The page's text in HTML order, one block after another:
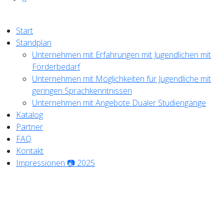
Start
Standplan
Unternehmen mit Erfahrungen mit Jugendlichen mit
Förderbedarf
Unternehmen mit Möglichkeiten für Jugendliche mit
geringen Sprachkenntnissen
Unternehmen mit Angebote Dualer Studiengänge
Katalog
Partner
FAQ
Kontakt
Impressionen 📷 2025